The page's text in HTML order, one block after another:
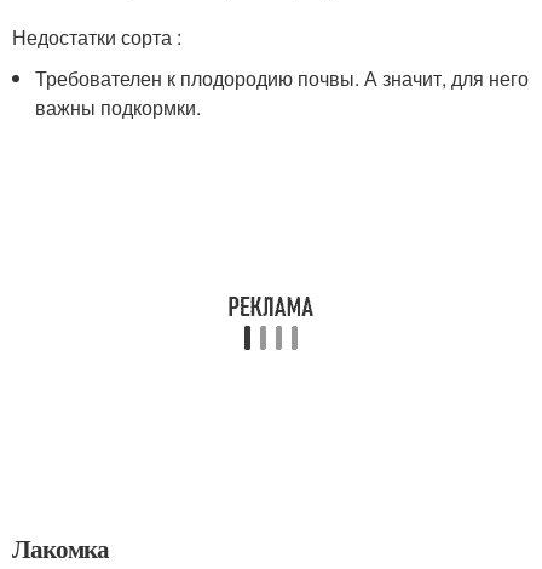
Недостатки сорта :
Требователен к плодородию почвы. А значит, для него
важны подкормки.
Лакомка